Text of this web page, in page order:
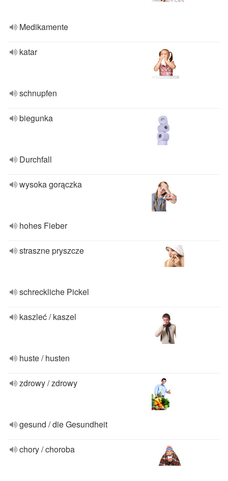
Medikamente
katar
schnupfen
biegunka
Durchfall
wysoka gorączka
hohes Fieber
straszne pryszcze
schreckliche Pickel
kaszleć / kaszel
huste / husten
zdrowy / zdrowy
gesund / die Gesundheit
chory / choroba